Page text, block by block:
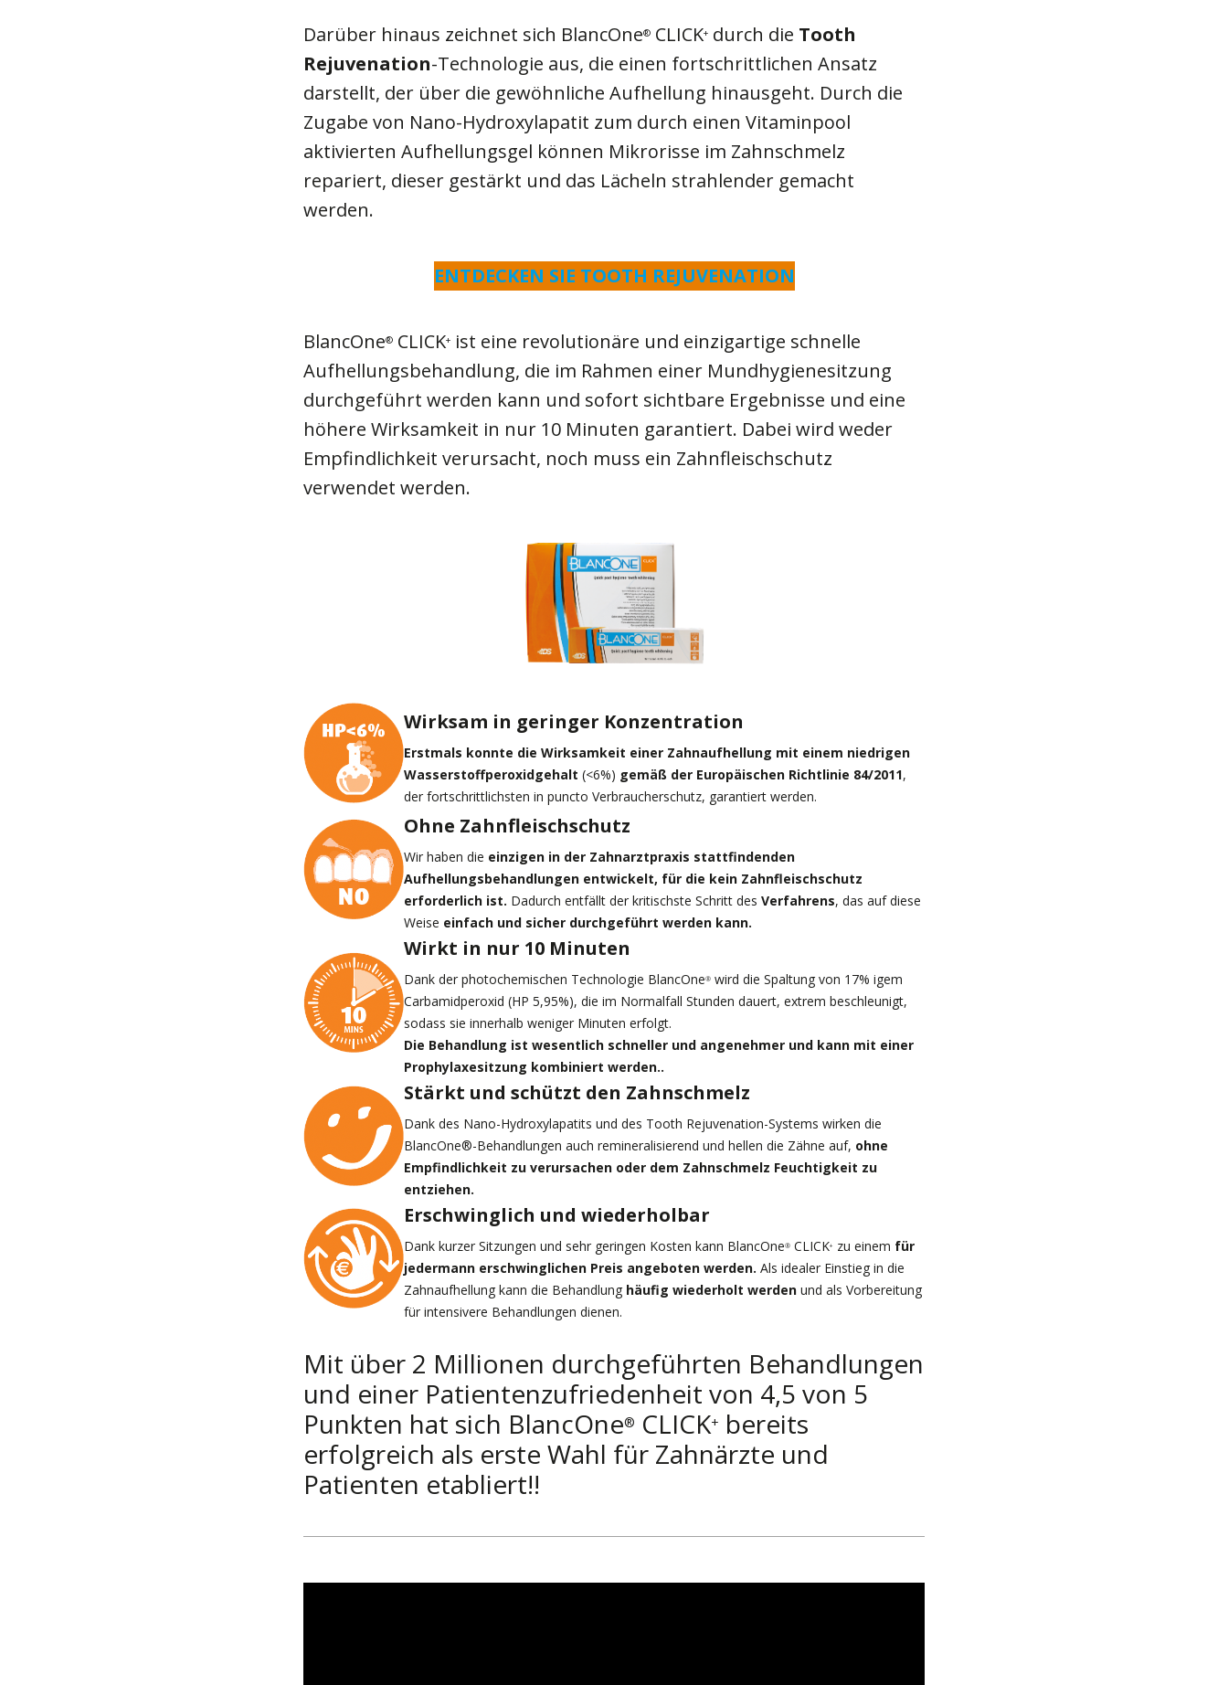
Darüber hinaus zeichnet sich BlancOne® CLICK+ durch die Tooth
Rejuvenation-Technologie aus, die einen fortschrittlichen Ansatz
darstellt, der über die gewöhnliche Aufhellung hinausgeht. Durch die
Zugabe von Nano-Hydroxylapatit zum durch einen Vitaminpool
aktivierten Aufhellungsgel können Mikrorisse im Zahnschmelz
repariert, dieser gestärkt und das Lächeln strahlender gemacht
werden.
ENTDECKEN SIE TOOTH REJUVENATION
BlancOne® CLICK+ ist eine revolutionäre und einzigartige schnelle
Aufhellungsbehandlung, die im Rahmen einer Mundhygienesitzung
durchgeführt werden kann und sofort sichtbare Ergebnisse und eine
höhere Wirksamkeit in nur 10 Minuten garantiert. Dabei wird weder
Empfindlichkeit verursacht, noch muss ein Zahnfleischschutz
verwendet werden.
Wirksam in geringer Konzentration
Erstmals konnte die Wirksamkeit einer Zahnaufhellung mit einem niedrigen
Wasserstoffperoxidgehalt (<6%) gemäß der Europäischen Richtlinie 84/2011,
der fortschrittlichsten in puncto Verbraucherschutz, garantiert werden.
Ohne Zahnfleischschutz
Wir haben die einzigen in der Zahnarztpraxis stattfindenden
Aufhellungsbehandlungen entwickelt, für die kein Zahnfleischschutz
erforderlich ist. Dadurch entfällt der kritischste Schritt des Verfahrens, das auf diese
Weise einfach und sicher durchgeführt werden kann.
Wirkt in nur 10 Minuten
Dank der photochemischen Technologie BlancOne® wird die Spaltung von 17% igem
Carbamidperoxid (HP 5,95%), die im Normalfall Stunden dauert, extrem beschleunigt,
sodass sie innerhalb weniger Minuten erfolgt.
Die Behandlung ist wesentlich schneller und angenehmer und kann mit einer
Prophylaxesitzung kombiniert werden..
Stärkt und schützt den Zahnschmelz
Dank des Nano-Hydroxylapatits und des Tooth Rejuvenation-Systems wirken die
BlancOne®-Behandlungen auch remineralisierend und hellen die Zähne auf, ohne
Empfindlichkeit zu verursachen oder dem Zahnschmelz Feuchtigkeit zu
entziehen.
Erschwinglich und wiederholbar
Dank kurzer Sitzungen und sehr geringen Kosten kann BlancOne® CLICK+ zu einem für
jedermann erschwinglichen Preis angeboten werden. Als idealer Einstieg in die
Zahnaufhellung kann die Behandlung häufig wiederholt werden und als Vorbereitung
für intensivere Behandlungen dienen.
Mit über 2 Millionen durchgeführten Behandlungen
und einer Patientenzufriedenheit von 4,5 von 5
Punkten hat sich BlancOne® CLICK+ bereits
erfolgreich als erste Wahl für Zahnärzte und
Patienten etabliert!!